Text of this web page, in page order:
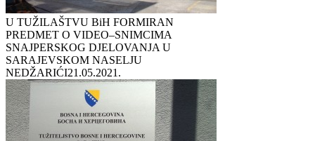
U TUŽILAŠTVU BiH FORMIRAN
PREDMET O VIDEO–SNIMCIMA
SNAJPERSKOG DJELOVANJA U
SARAJEVSKOM NASELJU
NEDŽARIĆI21.05.2021.